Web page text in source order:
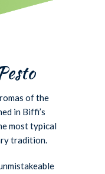
of the
in Biffi’s
most typical
tradition.